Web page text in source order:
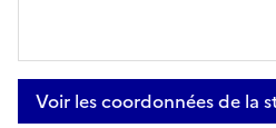
Voir les coordonnées de la